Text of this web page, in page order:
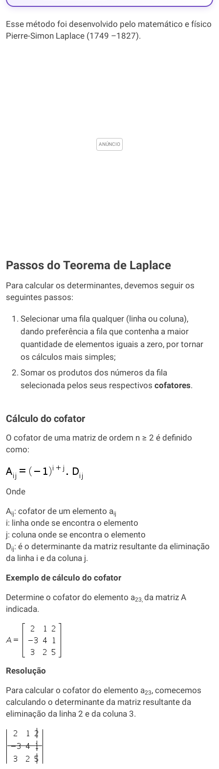
Esse método foi desenvolvido pelo matemático e físico
Pierre-Simon Laplace (1749 –1827).
Passos do Teorema de Laplace
Para calcular os determinantes, devemos seguir os
seguintes passos:
Selecionar uma fila qualquer (linha ou coluna),
dando preferência a fila que contenha a maior
quantidade de elementos iguais a zero, por tornar
os cálculos mais simples;
Somar os produtos dos números da fila
selecionada pelos seus respectivos cofatores.
Cálculo do cofator
O cofator de uma matriz de ordem n ≥ 2 é definido
como:
Onde
Aij: cofator de um elemento aij
i: linha onde se encontra o elemento
j: coluna onde se encontra o elemento
Dij: é o determinante da matriz resultante da eliminação
da linha i e da coluna j.
Exemplo de cálculo do cofator
Determine o cofator do elemento a23, da matriz A
indicada.
Resolução
Para calcular o cofator do elemento a23, comecemos
calculando o determinante da matriz resultante da
eliminação da linha 2 e da coluna 3.